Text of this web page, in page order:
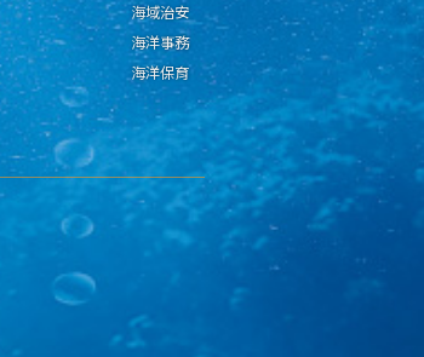
海域治安
海洋事務
海洋保育